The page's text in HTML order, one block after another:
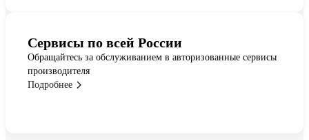
Сервисы по всей России
Обращайтесь за обслуживанием в авторизованные сервисы
производителя
Подробнее